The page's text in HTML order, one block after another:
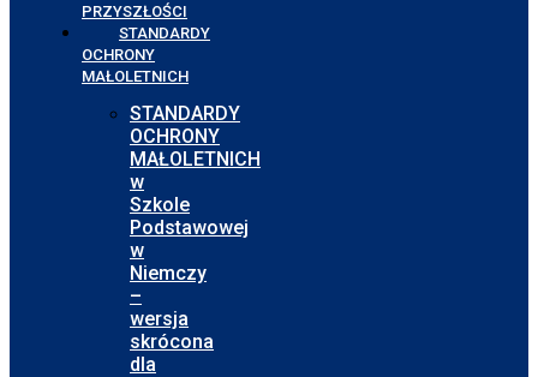
PRZYSZŁOŚCI
STANDARDY
OCHRONY
MAŁOLETNICH
STANDARDY
OCHRONY
MAŁOLETNICH
w
Szkole
Podstawowej
w
Niemczy
–
wersja
skrócona
dla